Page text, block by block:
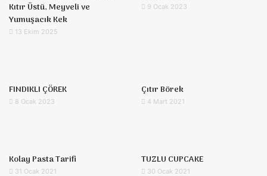
Kıtır Üstü, Meyveli ve
Yumuşacık Kek
13 Ekim 2025
9 Ocak 2023
FINDIKLI ÇÖREK
8 Ocak 2023
Çıtır Börek
4 Mart 2021
Kolay Pasta Tarifi
31 Ocak 2021
TUZLU CUPCAKE
30 Ocak 2021